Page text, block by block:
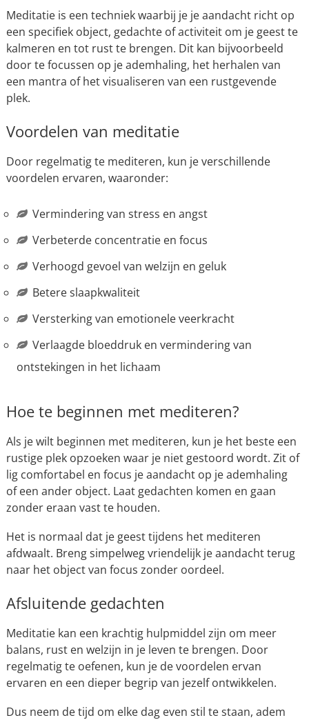
Meditatie is een techniek waarbij je je aandacht richt op
een specifiek object, gedachte of activiteit om je geest te
kalmeren en tot rust te brengen. Dit kan bijvoorbeeld
door te focussen op je ademhaling, het herhalen van
een mantra of het visualiseren van een rustgevende
plek.
Voordelen van meditatie
Door regelmatig te mediteren, kun je verschillende
voordelen ervaren, waaronder:
Vermindering van stress en angst
Verbeterde concentratie en focus
Verhoogd gevoel van welzijn en geluk
Betere slaapkwaliteit
Versterking van emotionele veerkracht
Verlaagde bloeddruk en vermindering van
ontstekingen in het lichaam
Hoe te beginnen met mediteren?
Als je wilt beginnen met mediteren, kun je het beste een
rustige plek opzoeken waar je niet gestoord wordt. Zit of
lig comfortabel en focus je aandacht op je ademhaling
of een ander object. Laat gedachten komen en gaan
zonder eraan vast te houden.
Het is normaal dat je geest tijdens het mediteren
afdwaalt. Breng simpelweg vriendelijk je aandacht terug
naar het object van focus zonder oordeel.
Afsluitende gedachten
Meditatie kan een krachtig hulpmiddel zijn om meer
balans, rust en welzijn in je leven te brengen. Door
regelmatig te oefenen, kun je de voordelen ervan
ervaren en een dieper begrip van jezelf ontwikkelen.
Dus neem de tijd om elke dag even stil te staan, adem